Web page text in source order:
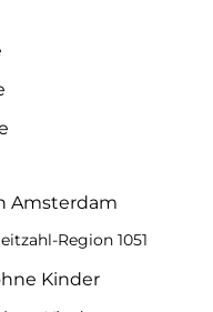
Amsterdam
Region 1051
Kinder